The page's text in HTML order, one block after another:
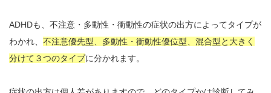
ADHDも、不注意・多動性・衝動性の症状の出方によってタイプが
わかれ、 不注意優先型、多動性・衝動性優位型、混合型と大きく
分けて３つのタイプに分かれます。